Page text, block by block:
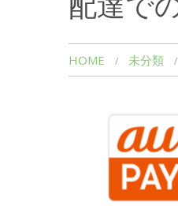
HOME 未分類